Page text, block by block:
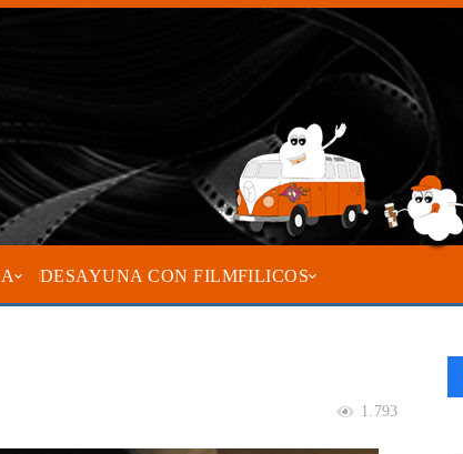
DESAYUNA CON FILMFILICOS
1.793